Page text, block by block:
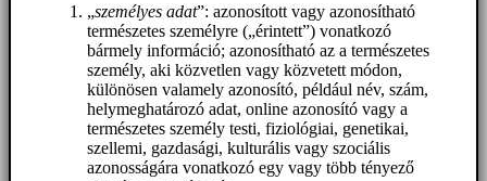
„személyes adat”: azonosított vagy azonosítható
természetes személyre („érintett”) vonatkozó
bármely információ; azonosítható az a természetes
személy, aki közvetlen vagy közvetett módon,
különösen valamely azonosító, például név, szám,
helymeghatározó adat, online azonosító vagy a
természetes személy testi, fiziológiai, genetikai,
szellemi, gazdasági, kulturális vagy szociális
azonosságára vonatkozó egy vagy több tényező